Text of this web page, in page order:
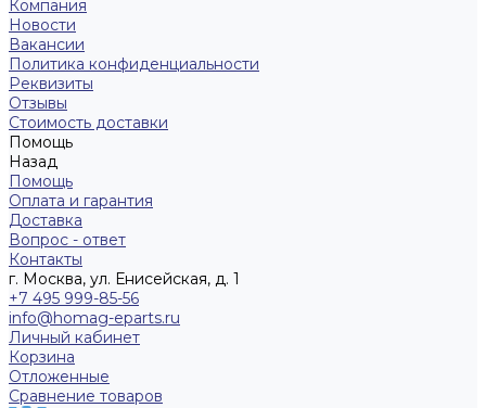
Компания
Новости
Вакансии
Политика конфиденциальности
Реквизиты
Отзывы
Стоимость доставки
Помощь
Назад
Помощь
Оплата и гарантия
Доставка
Вопрос - ответ
Контакты
г. Москва, ул. Енисейская, д. 1
+7 495 999-85-56
info@homag-eparts.ru
Личный кабинет
Корзина
Отложенные
Сравнение товаров